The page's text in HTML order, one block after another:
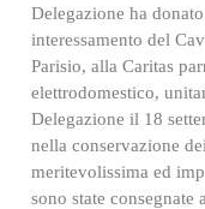
Delegazione ha
interessamento del
Parisio, alla Caritas
elettrodomestico,
Delegazione il 18
nella conservazione
meritevolissima ed
sono state consegnate